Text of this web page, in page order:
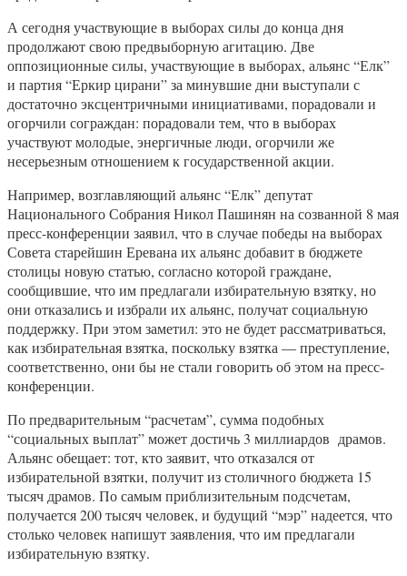
А сегодня участвующие в выборах силы до конца дня
продолжают свою предвыборную агитацию. Две
оппозиционные силы, участвующие в выборах, альянс “Елк”
и партия “Еркир цирани” за минувшие дни выступали с
достаточно эксцентричными инициативами, порадовали и
огорчили сограждан: порадовали тем, что в выборах
участвуют молодые, энергичные люди, огорчили же
несерьезным отношением к государственной акции.
Например, возглавляющий альянс “Елк” депутат
Национального Собрания Никол Пашинян на созванной 8 мая
пресс-конференции заявил, что в случае победы на выборах
Совета старейшин Еревана их альянс добавит в бюджете
столицы новую статью, согласно которой граждане,
сообщившие, что им предлагали избирательную взятку, но
они отказались и избрали их альянс, получат социальную
поддержку. При этом заметил: это не будет рассматриваться,
как избирательная взятка, поскольку взятка — преступление,
соответственно, они бы не стали говорить об этом на пресс-
конференции.
По предварительным “расчетам”, сумма подобных
“социальных выплат” может достичь 3 миллиардов драмов.
Альянс обещает: тот, кто заявит, что отказался от
избирательной взятки, получит из столичного бюджета 15
тысяч драмов. По самым приблизительным подсчетам,
получается 200 тысяч человек, и будущий “мэр” надеется, что
столько человек напишут заявления, что им предлагали
избирательную взятку.